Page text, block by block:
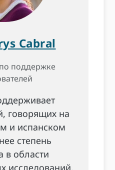
Cabral
поддержке
говорящих на
и испанском
степень
в области
исследований,